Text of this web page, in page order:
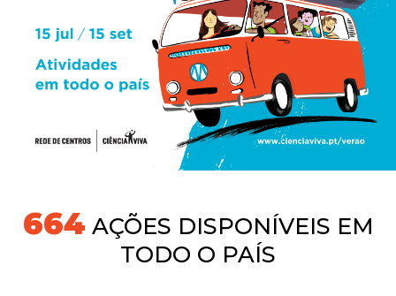
718AÇÕES DISPONÍVEIS EM
TODO O PAÍS